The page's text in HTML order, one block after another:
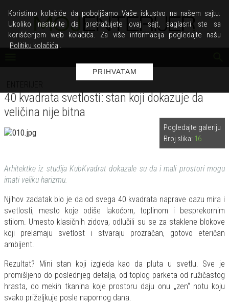
40 kvadrata svetlosti: stan koji dokazuje da
veličina nije bitna
Pogledajte galeriju
Broj slika: 16
Arhitektke iz studija KubKvadrat dokazale su da i mali prostori mogu
imati veliku harizmu.
Njihov zadatak bio je da od svega 40 kvadrata naprave oazu mira i
svetlosti, mesto koje odiše lakoćom, toplinom i besprekornim
stilom. Umesto klasičnih zidova, odlučili su se za staklene blokove
koji prelamaju svetlost i stvaraju prozračan, gotovo eteričan
ambijent.
Rezultat? Mini stan koji izgleda kao da pluta u svetlu. Sve je
promišljeno do poslednjeg detalja, od toplog parketa od ružičastog
hrasta, do mekih tkanina koje prostoru daju onu „zen“ notu koju
svako priželjkuje posle napornog dana.
Koristimo kolačiće da poboljšamo Vaše iskustvo na našem sajtu.
Ukoliko nastavite da pretražujete ovaj sajt, saglasni ste sa
korišćenjem web kolačića. Za više informacija pogledajte našu
Politiku kolačića .
PRIHVATAM